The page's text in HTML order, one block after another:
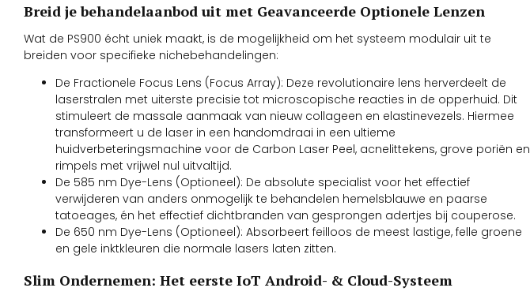
Breid je behandelaanbod uit met Geavanceerde Optionele Lenzen
Wat de PS900 écht uniek maakt, is de mogelijkheid om het systeem modulair uit te
breiden voor specifieke nichebehandelingen:
De Fractionele Focus Lens (Focus Array): Deze revolutionaire lens herverdeelt de
laserstralen met uiterste precisie tot microscopische reacties in de opperhuid. Dit
stimuleert de massale aanmaak van nieuw collageen en elastinevezels. Hiermee
transformeert u de laser in een handomdraai in een ultieme
huidverbeteringsmachine voor de Carbon Laser Peel, acnelittekens, grove poriën en
rimpels met vrijwel nul uitvaltijd.
De 585 nm Dye-Lens (Optioneel): De absolute specialist voor het effectief
verwijderen van anders onmogelijk te behandelen hemelsblauwe en paarse
tatoeages, én het effectief dichtbranden van gesprongen adertjes bij couperose.
De 650 nm Dye-Lens (Optioneel): Absorbeert feilloos de meest lastige, felle groene
en gele inktkleuren die normale lasers laten zitten.
Slim Ondernemen: Het eerste IoT Android- & Cloud-Systeem